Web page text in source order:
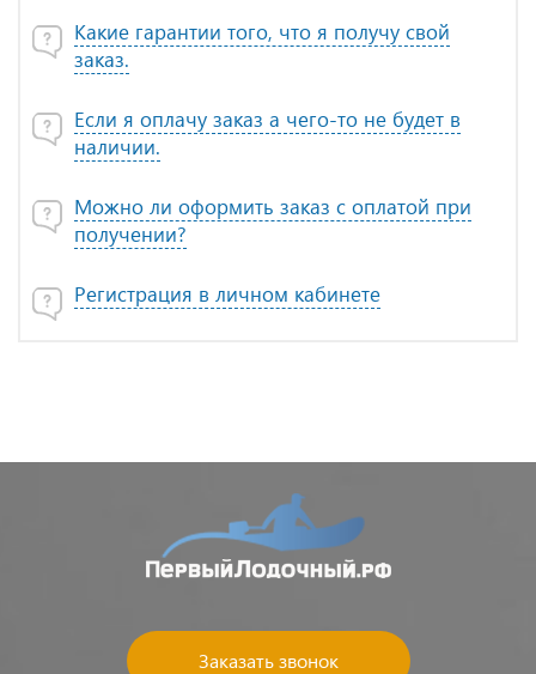
Какие гарантии того, что я получу свой
заказ.
Если я оплачу заказ а чего-то не будет в
наличии.
Можно ли оформить заказ с оплатой при
получении?
Регистрация в личном кабинете
Заказать звонок